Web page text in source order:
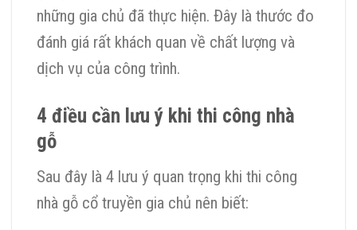
những gia chủ đã thực hiện. Đây là thước đo
đánh giá rất khách quan về chất lượng và
dịch vụ của công trình.
4 điều cần lưu ý khi thi công nhà
gỗ
Sau đây là 4 lưu ý quan trọng khi thi công
nhà gỗ cổ truyền gia chủ nên biết: